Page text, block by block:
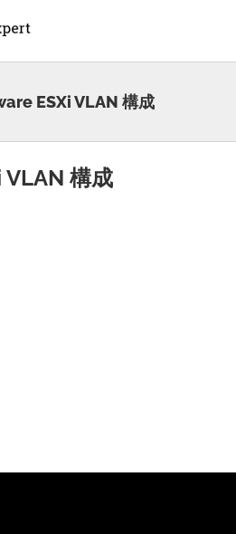
ESXi VLAN 構成
構成